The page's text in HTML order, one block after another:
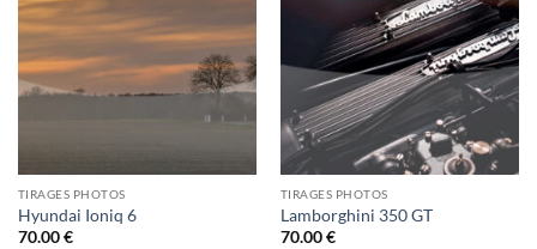
TIRAGES PHOTOS
Hyundai Ioniq 6
70.00€
TIRAGES PHOTOS
Lamborghini 350 GT
70.00€